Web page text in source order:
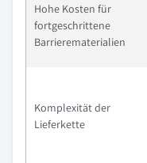
Hohe Kosten für
fortgeschrittene
Barrierematerialien
Komplexität der
Lieferkette